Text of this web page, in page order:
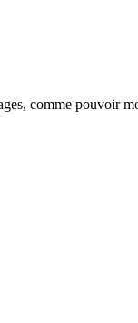
comme pouvoir